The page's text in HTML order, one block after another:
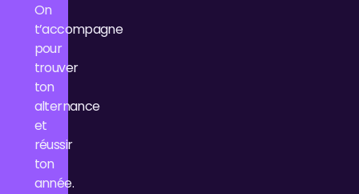
On
t’accompagne
pour
trouver
ton
alternance
et
réussir
ton
année.